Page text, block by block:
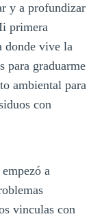
y a profundizar
primera
donde vive la
para graduarme
ambiental para
con
a
vinculas con